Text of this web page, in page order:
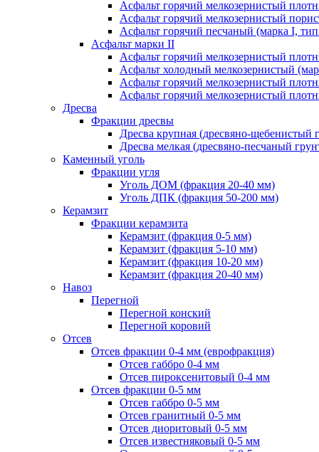
Асфальт горячий мелкозернистый
Асфальт горячий мелкозернистый
Асфальт горячий песчаный (марка I,
Асфальт марки II
Асфальт горячий мелкозернистый
Асфальт холодный мелкозернистый
Асфальт горячий мелкозернистый
Асфальт горячий мелкозернистый
Дресва
Фракции дресвы
Дресва крупная (дресвяно-щебенистый
Дресва мелкая (дресвяно-песчаный
Каменный уголь
Фракции угля
Уголь ДОМ (фракция 20-40 мм)
Уголь ДПК (фракция 50-200 мм)
Керамзит
Фракции керамзита
Керамзит (фракция 0-5 мм)
Керамзит (фракция 5-10 мм)
Керамзит (фракция 10-20 мм)
Керамзит (фракция 20-40 мм)
Навоз
Перегной
Перегной конский
Перегной коровий
Отсев
Отсев фракции 0-4 мм (еврофракция)
Отсев габбро 0-4 мм
Отсев пироксенитовый 0-4 мм
Отсев фракции 0-5 мм
Отсев габбро 0-5 мм
Отсев гранитный 0-5 мм
Отсев диоритовый 0-5 мм
Отсев известняковый 0-5 мм